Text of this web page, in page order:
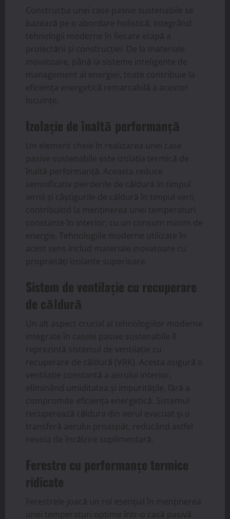
Construcția unei case pasive sustenabile se
bazează pe o abordare holistică, integrând
tehnologii moderne în fiecare etapă a
proiectării și construcției. De la materiale
inovatoare, până la sisteme inteligente de
management al energiei, toate contribuie la
eficiența energetică remarcabilă a acestor
locuințe.
Izolație de înaltă performanță
Un element cheie în realizarea unei case
pasive sustenabile este izolația termică de
înaltă performanță. Aceasta reduce
semnificativ pierderile de căldură în timpul
iernii și câștigurile de căldură în timpul verii,
contribuind la menținerea unei temperaturi
constante în interior, cu un consum minim de
energie. Tehnologiile moderne utilizate în
acest sens includ materiale inovatoare cu
proprietăți izolante superioare.
Sistem de ventilație cu recuperare
de căldură
Un alt aspect crucial al tehnologiilor moderne
integrate în casele pasive sustenabile îl
reprezintă sistemul de ventilație cu
recuperare de căldură (VRK). Acesta asigură o
ventilație constantă a aerului interior,
eliminând umiditatea și impuritățile, fără a
compromite eficiența energetică. Sistemul
recuperează căldura din aerul evacuat și o
transferă aerului proaspăt, reducând astfel
nevoia de încălzire suplimentară.
Ferestre cu performanțe termice
ridicate
Ferestrele joacă un rol esențial în menținerea
unei temperaturi optime într-o casă pasivă